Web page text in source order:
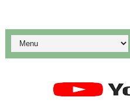
துணை மருத்துவப்